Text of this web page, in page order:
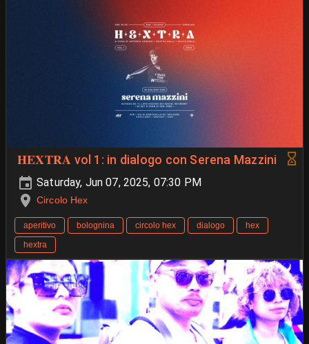
𝐇𝐄𝐗𝐓𝐑𝐀 vol 1: in dialogo con Serena Mazzini
Saturday, Jun 07, 2025, 07:30 PM
Circolo Hex
aperitivo bolognina circolo hex dialogo
hex
hextra